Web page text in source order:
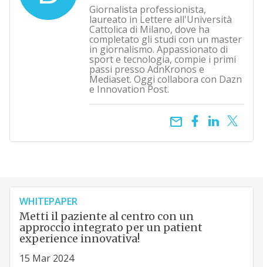
Giornalista professionista,
laureato in Lettere all'Università
Cattolica di Milano, dove ha
completato gli studi con un master
in giornalismo. Appassionato di
sport e tecnologia, compie i primi
passi presso AdnKronos e
Mediaset. Oggi collabora con Dazn
e Innovation Post.
email
WHITEPAPER
Metti il paziente al centro con un
approccio integrato per un patient
experience innovativa!
15 Mar 2024